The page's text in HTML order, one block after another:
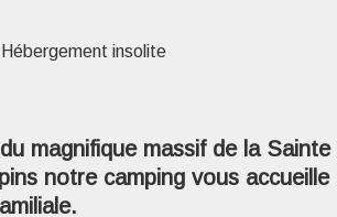
insolite
magnifique massif de la
notre camping vous accueille